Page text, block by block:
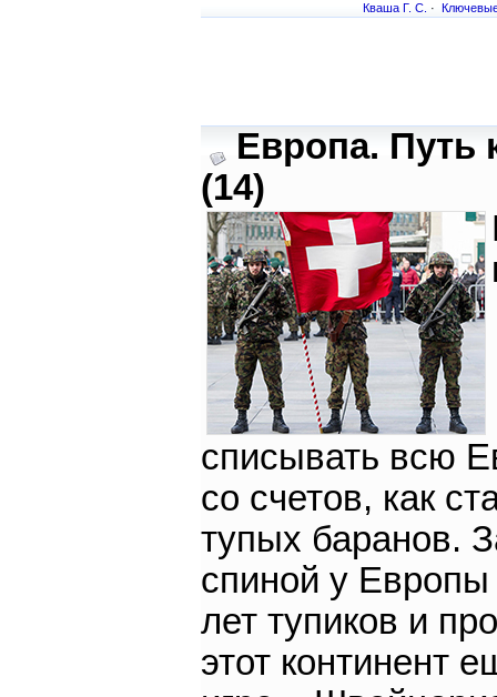
Кваша Г. С. ·
Европа. Путь
(14)
списывать всю
со счетов, как
тупых баранов.
спиной у
лет тупиков и
этот континент